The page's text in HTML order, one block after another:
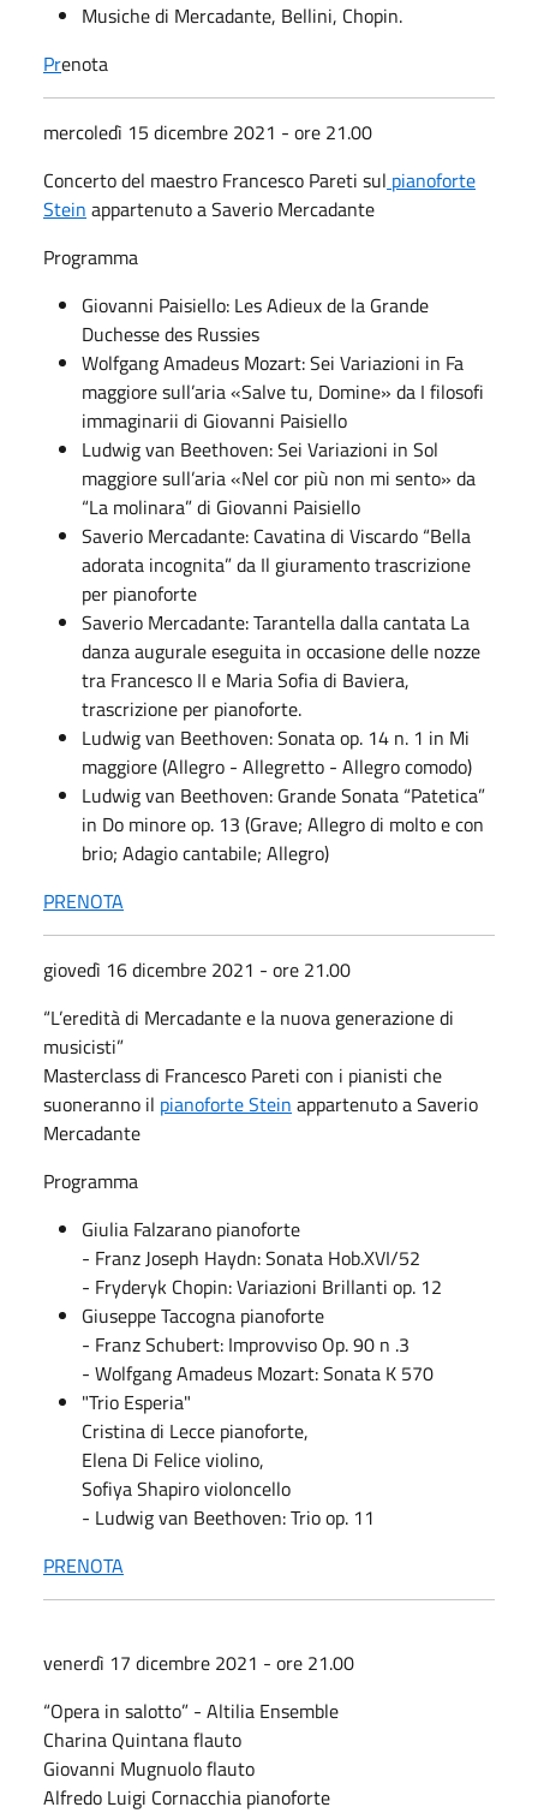
Musiche di Mercadante, Bellini, Chopin.
Prenota
mercoledì 15 dicembre 2021 - ore 21.00
Concerto del maestro Francesco Pareti sul pianoforte
Stein appartenuto a Saverio Mercadante
Programma
Giovanni Paisiello: Les Adieux de la Grande
Duchesse des Russies
Wolfgang Amadeus Mozart: Sei Variazioni in Fa
maggiore sull’aria «Salve tu, Domine» da I filosofi
immaginarii di Giovanni Paisiello
Ludwig van Beethoven: Sei Variazioni in Sol
maggiore sull’aria «Nel cor più non mi sento» da
“La molinara” di Giovanni Paisiello
Saverio Mercadante: Cavatina di Viscardo “Bella
adorata incognita” da Il giuramento trascrizione
per pianoforte
Saverio Mercadante: Tarantella dalla cantata La
danza augurale eseguita in occasione delle nozze
tra Francesco II e Maria Sofia di Baviera,
trascrizione per pianoforte.
Ludwig van Beethoven: Sonata op. 14 n. 1 in Mi
maggiore (Allegro - Allegretto - Allegro comodo)
Ludwig van Beethoven: Grande Sonata “Patetica”
in Do minore op. 13 (Grave; Allegro di molto e con
brio; Adagio cantabile; Allegro)
PRENOTA
giovedì 16 dicembre 2021 - ore 21.00
“L’eredità di Mercadante e la nuova generazione di
musicisti”
Masterclass di Francesco Pareti con i pianisti che
suoneranno il pianoforte Stein appartenuto a Saverio
Mercadante
Programma
Giulia Falzarano pianoforte
- Franz Joseph Haydn: Sonata Hob.XVI/52
- Fryderyk Chopin: Variazioni Brillanti op. 12
Giuseppe Taccogna pianoforte
- Franz Schubert: Improvviso Op. 90 n .3
- Wolfgang Amadeus Mozart: Sonata K 570
"Trio Esperia"
Cristina di Lecce pianoforte,
Elena Di Felice violino,
Sofiya Shapiro violoncello
- Ludwig van Beethoven: Trio op. 11
PRENOTA
venerdì 17 dicembre 2021 - ore 21.00
“Opera in salotto” - Altilia Ensemble
Charina Quintana flauto
Giovanni Mugnuolo flauto
Alfredo Luigi Cornacchia pianoforte